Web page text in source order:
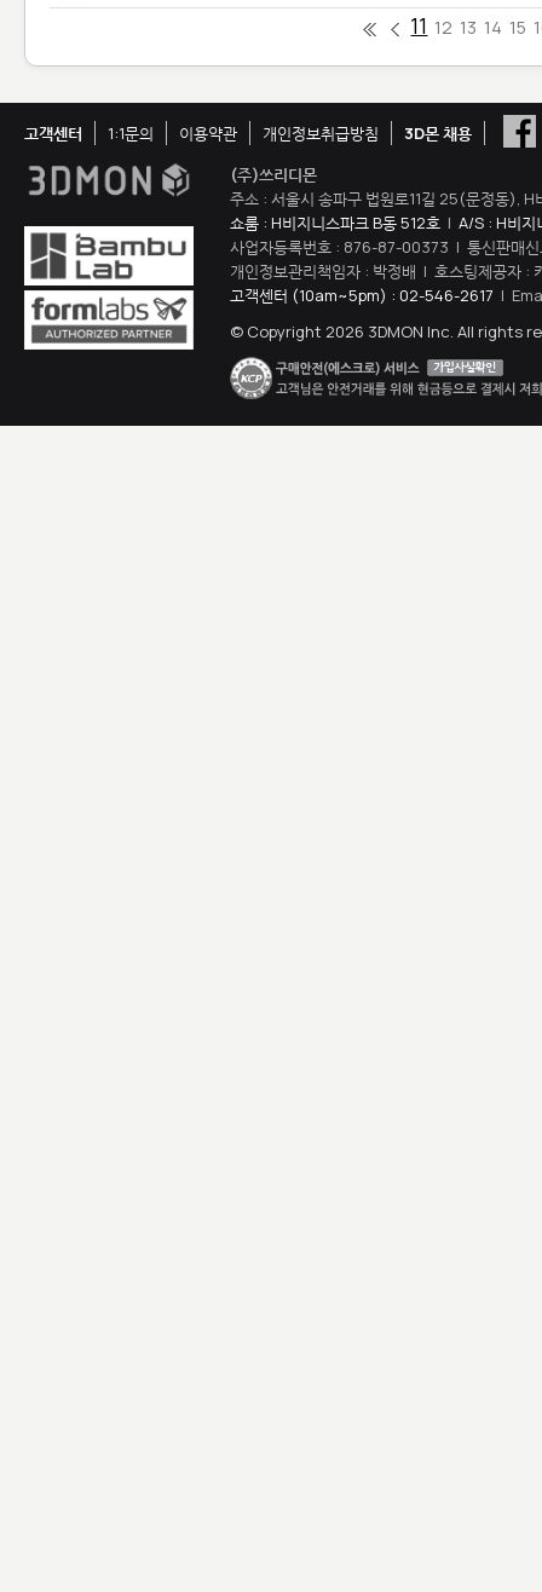
11 12 13 14 15
고객센터 1:1문의 이용약관 개인정보취급방침
3D몬 채용
(주)쓰리디몬
주소 : 서울시 송파구 법원로11길 25(문정동),
쇼룸 : H비지니스파크 B동 512호 | A/S : H비지
사업자등록번호 : 876-87-00373 | 통신판매
개인정보관리책임자 : 박정배 | 호스팅제공자 :
고객센터 (10am~5pm) : 02-546-2617 |
© Copyright 2026 3DMON Inc. All rights